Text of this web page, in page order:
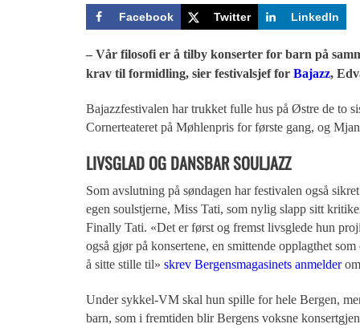
Facebook Twitter LinkedIn
– Vår filosofi er å tilby konserter for barn på
krav til formidling, sier festivalsjef for Bajazz,
Bajazzfestivalen har trukket fulle hus på Østre de to
Cornerteateret på Møhlenpris for første gang, og
LIVSGLAD OG DANSBAR SOULJAZZ
Som avslutning på søndagen har festivalen også
egen soulstjerne, Miss Tati, som nylig slapp sitt
Finally Tati. «Det er først og fremst livsglede hun
også gjør på konsertene, en smittende opplagthet
å sitte stille til» skrev Bergensmagasinets anmelderom
Under sykkel-VM skal hun spille for hele Bergen,
barn, som i fremtiden blir Bergens voksne